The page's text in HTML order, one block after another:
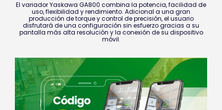
El variador Yaskawa GA800 combina la potencia, facilidad de
uso, flexibilidad y rendimiento. Adicional a una gran
producción de torque y control de precisión, el usuario
disfrutará de una configuración sin esfuerzo gracias a su
pantalla más alta resolución y la conexión de su dispositivo
móvil.